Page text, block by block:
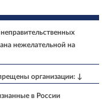
нежелательной на
организации: ↓
в России